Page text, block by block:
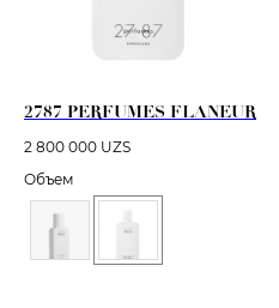
2787 PERFUMES FLANEUR
2 800 000 UZS
Объем